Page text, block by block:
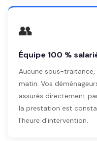
👥
Équipe 100 %
Aucune sous-traitance,
matin. Vos
assurés directement
la prestation est
l'heure d'intervention.